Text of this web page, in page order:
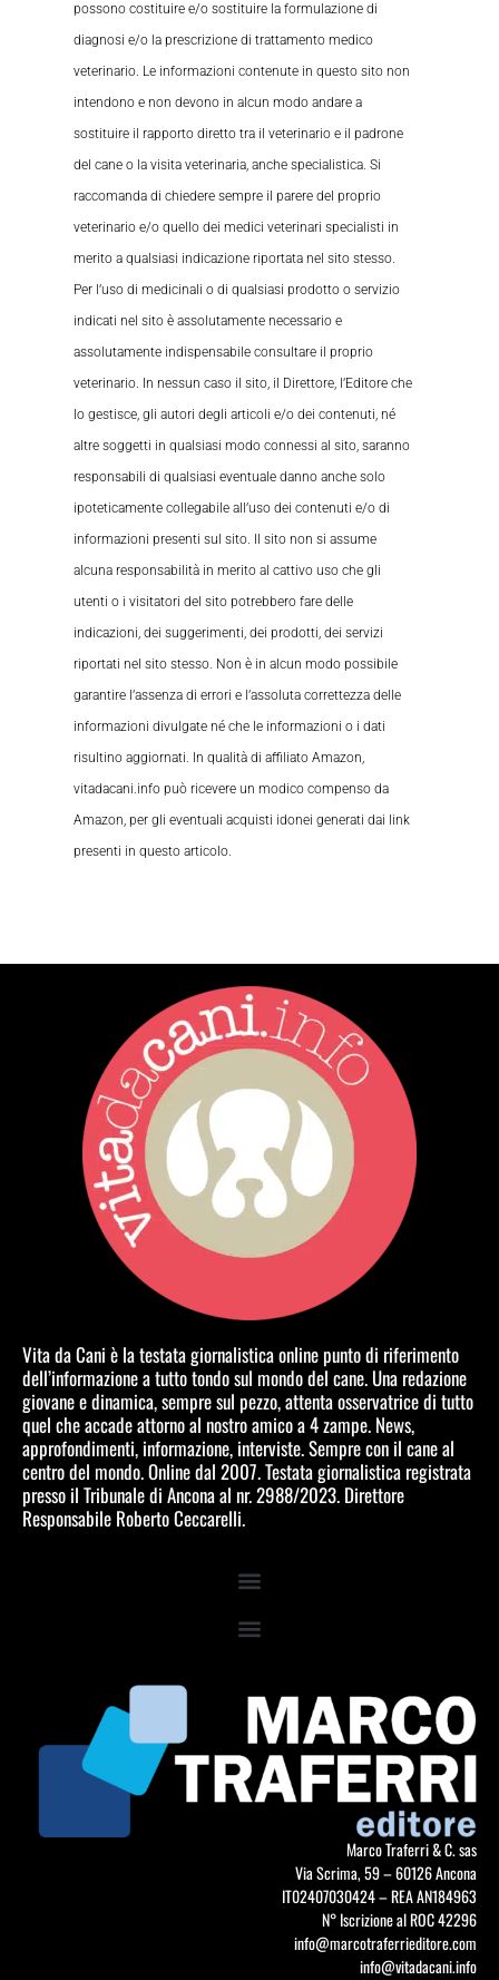
possono costituire e/o sostituire la formulazione di
diagnosi e/o la prescrizione di trattamento medico
veterinario. Le informazioni contenute in questo sito non
intendono e non devono in alcun modo andare a
sostituire il rapporto diretto tra il veterinario e il padrone
del cane o la visita veterinaria, anche specialistica. Si
raccomanda di chiedere sempre il parere del proprio
veterinario e/o quello dei medici veterinari specialisti in
merito a qualsiasi indicazione riportata nel sito stesso.
Per l’uso di medicinali o di qualsiasi prodotto o servizio
indicati nel sito è assolutamente necessario e
assolutamente indispensabile consultare il proprio
veterinario. In nessun caso il sito, il Direttore, l’Editore che
lo gestisce, gli autori degli articoli e/o dei contenuti, né
altre soggetti in qualsiasi modo connessi al sito, saranno
responsabili di qualsiasi eventuale danno anche solo
ipoteticamente collegabile all’uso dei contenuti e/o di
informazioni presenti sul sito. Il sito non si assume
alcuna responsabilità in merito al cattivo uso che gli
utenti o i visitatori del sito potrebbero fare delle
indicazioni, dei suggerimenti, dei prodotti, dei servizi
riportati nel sito stesso. Non è in alcun modo possibile
garantire l’assenza di errori e l’assoluta correttezza delle
informazioni divulgate né che le informazioni o i dati
risultino aggiornati. In qualità di affiliato Amazon,
vitadacani.info può ricevere un modico compenso da
Amazon, per gli eventuali acquisti idonei generati dai link
presenti in questo articolo.
Vita da Cani è la testata giornalistica online punto di riferimento
dell’informazione a tutto tondo sul mondo del cane. Una redazione
giovane e dinamica, sempre sul pezzo, attenta osservatrice di tutto
quel che accade attorno al nostro amico a 4 zampe. News,
approfondimenti, informazione, interviste. Sempre con il cane al
centro del mondo. Online dal 2007. Testata giornalistica registrata
presso il Tribunale di Ancona al nr. 2988/2023. Direttore
Responsabile Roberto Ceccarelli.
Marco Traferri & C. sas
Via Scrima, 59 – 60126 Ancona
IT02407030424 – REA AN184963
N° Iscrizione al ROC 42296
info@marcotraferrieditore.com
info@vitadacani.info